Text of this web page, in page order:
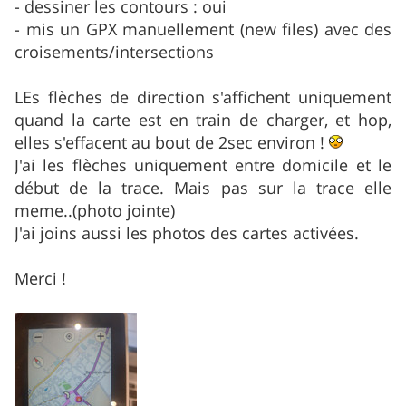
- dessiner les contours : oui
- mis un GPX manuellement (new files) avec des
croisements/intersections
LEs flèches de direction s'affichent uniquement
quand la carte est en train de charger, et hop,
elles s'effacent au bout de 2sec environ !
J'ai les flèches uniquement entre domicile et le
début de la trace. Mais pas sur la trace elle
meme..(photo jointe)
J'ai joins aussi les photos des cartes activées.
Merci !